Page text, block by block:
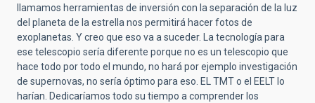
llamamos herramientas de inversión con la separación de la luz
del planeta de la estrella nos permitirá hacer fotos de
exoplanetas. Y creo que eso va a suceder. La tecnología para
ese telescopio sería diferente porque no es un telescopio que
hace todo por todo el mundo, no hará por ejemplo investigación
de supernovas, no sería óptimo para eso. EL TMT o el EELT lo
harían. Dedicaríamos todo su tiempo a comprender los